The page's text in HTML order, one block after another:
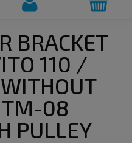
BRACKET
110 /
08
PULLEY